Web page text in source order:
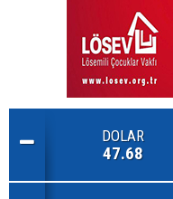
DOLAR
47.68